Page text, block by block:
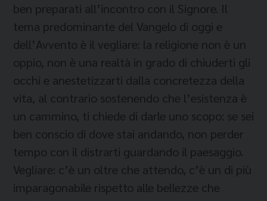
ben preparati all’incontro con il Signore. Il
tema predominante del Vangelo di oggi e
dell’Avvento è il vegliare: la religione non è un
oppio, non è una realtà in grado di chiuderti gli
occhi e anestetizzarti dalla concretezza della
vita, al contrario sostenendo che l’esistenza è
un cammino, ti chiede di darle uno scopo: se sei
ben conscio di dove stai andando, non perder
tempo con il distrarti guardando il paesaggio.
Vegliare: c’è un oltre che attendo, c’è un di più
imparagonabile rispetto alle bellezze che